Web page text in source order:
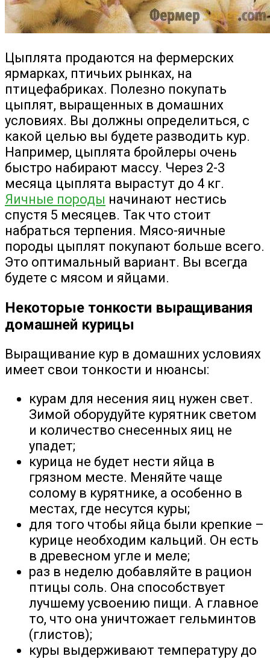
Цыплята продаются на фермерских
ярмарках, птичьих рынках, на
птицефабриках. Полезно покупать
цыплят, выращенных в домашних
условиях. Вы должны определиться, с
какой целью вы будете разводить кур.
Например, цыплята бройлеры очень
быстро набирают массу. Через 2-3
месяца цыплята вырастут до 4 кг.
Яичные породы начинают нестись
спустя 5 месяцев. Так что стоит
набраться терпения. Мясо-яичные
породы цыплят покупают больше всего.
Это оптимальный вариант. Вы всегда
будете с мясом и яйцами.
Некоторые тонкости выращивания
домашней курицы
Выращивание кур в домашних условиях
имеет свои тонкости и нюансы:
курам для несения яиц нужен свет.
Зимой оборудуйте курятник светом
и количество снесенных яиц не
упадет;
курица не будет нести яйца в
грязном месте. Меняйте чаще
солому в курятнике, а особенно в
местах, где несутся куры;
для того чтобы яйца были крепкие –
курице необходим кальций. Он есть
в древесном угле и меле;
раз в неделю добавляйте в рацион
птицы соль. Она способствует
лучшему усвоению пищи. А главное
то, что она уничтожает гельминтов
(глистов);
куры выдерживают температуру до